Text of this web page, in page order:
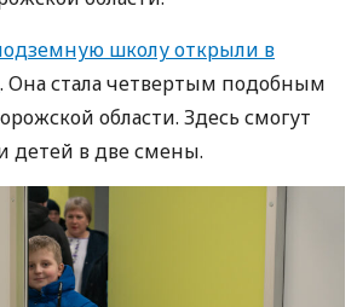
школу открыли в
. Она стала четвертым подобным
области. Здесь смогут
детей в две смены.